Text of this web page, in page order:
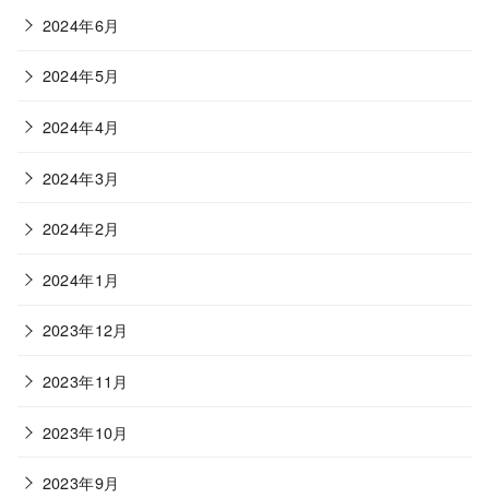
2024年6月
2024年5月
2024年4月
2024年3月
2024年2月
2024年1月
2023年12月
2023年11月
2023年10月
2023年9月